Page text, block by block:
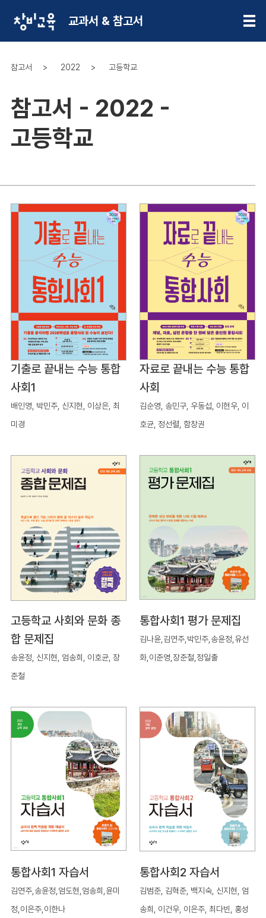
교과서 & 참고서
참고서 2022 고등학교
참고서 - 2022 -
고등학교
기출로 끝내는 수능 통합
사회1
배인영, 박민주, 신지현, 이상은, 최
미경
자료로 끝내는 수능 통합
사회
김순영, 송민구, 우동섭, 이현우, 이
호균, 정선렬, 함창권
고등학교 사회와 문화 종
합 문제집
송윤정, 신지현, 엄송희, 이호균, 장
준철
통합사회1 평가 문제집
김나윤,김연주,박민주,송윤정,유선
화,이준영,장준철,정일출
통합사회1 자습서
김연주,송윤정,엄도현,엄송희,윤미
정,이은주,이한나
통합사회2 자습서
김범준, 김혁준, 백지숙, 신지현, 엄
송희, 이건우, 이은주, 최다빈, 홍성